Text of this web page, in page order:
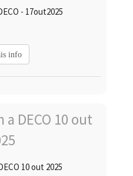
- 17out2025
info
10 out 2025